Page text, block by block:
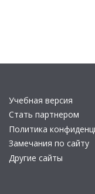
Учебная версия
Стать партнером
Политика
Замечания по сайту
Другие сайты